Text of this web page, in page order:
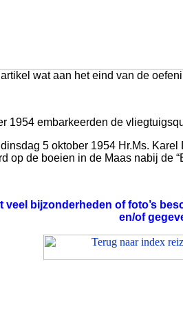
wat aan het eind van de
1954 embarkeerden de
5 oktober 1954 Hr.Ms.
op de boeien in de Maas nabij de
veel bijzonderheden of foto’s
en/of